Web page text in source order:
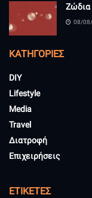
Ζώδια
08/
KΑΤΗΓΟΡΊΕΣ
DIY
Lifestyle
Media
Travel
Διατροφή
Επιχειρήσεις
ΕΤΙΚΈΤΕΣ